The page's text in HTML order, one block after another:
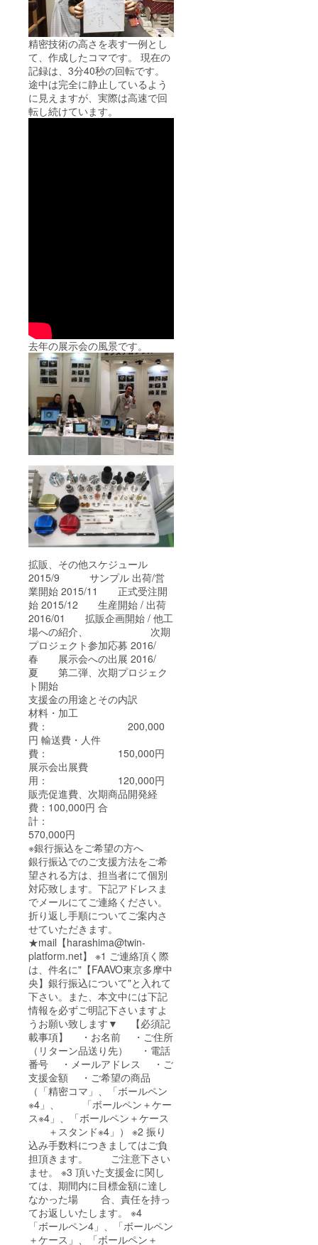
精密技術の高さを表す一例とし
て、作成したコマです。 現在の
記録は、3分40秒の回転です。
途中は完全に静止しているよう
に見えますが、実際は高速で回
転し続けています。
去年の展示会の風景です。
拡販、その他スケジュール
2015/9 サンプル 出荷/営
業開始 2015/11 正式受注開
始 2015/12 生産開始 / 出荷
2016/01 拡販企画開始 / 他工
場への紹介、 次期
プロジェクト参加応募 2016/
春 展示会への出展 2016/
夏 第二弾、次期プロジェク
ト開始
支援金の用途とその内訳
材料・加工
費： 200,000
円 輸送費・人件
費： 150,000円
展示会出展費
用： 120,000円
販売促進費、次期商品開発経
費：100,000円 合
計：
570,000円
※銀行振込をご希望の方へ
銀行振込でのご支援方法をご希
望される方は、担当者にて個別
対応致します。下記アドレスま
でメールにてご連絡ください。
折り返し手順についてご案内さ
せていただきます。
★mail【harashima@twin-
platform.net】 ※1 ご連絡頂く際
は、件名に"【FAAVO東京多摩中
央】銀行振込について"と入れて
下さい。また、本文中には下記
情報を必ずご明記下さいますよ
うお願い致します▼ 【必須記
載事項】 ・お名前 ・ご住所
（リターン品送り先） ・電話
番号 ・メールアドレス ・ご
支援金額 ・ご希望の商品
（「精密コマ」、「ボールペン
※4」、 「ボールペン＋ケー
ス※4」、「ボールペン＋ケース
＋スタンド※4」） ※2 振り
込み手数料につきましてはご負
担頂きます。 ご注意下さい
ませ。 ※3 頂いた支援金に関し
ては、期間内に目標金額に達し
なかった場 合、責任を持っ
てお返しいたします。 ※4
「ボールペン4」、「ボールペン
＋ケース」、「ボールペン＋